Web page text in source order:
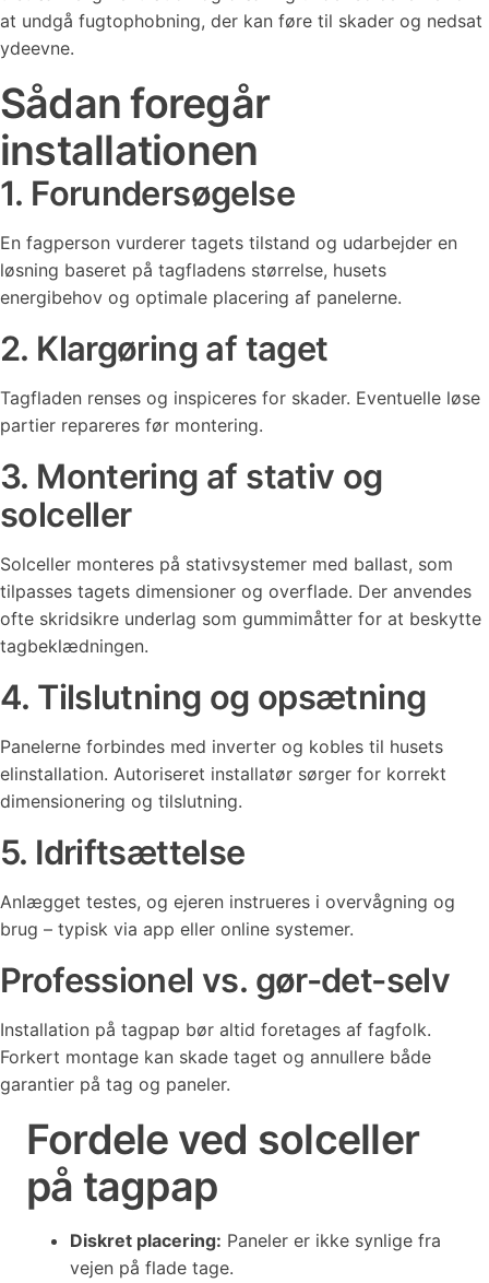
at undgå fugtophobning, der kan føre til skader og nedsat
ydeevne.
Sådan foregår
installationen
1. Forundersøgelse
En fagperson vurderer tagets tilstand og udarbejder en
løsning baseret på tagfladens størrelse, husets
energibehov og optimale placering af panelerne.
2. Klargøring af taget
Tagfladen renses og inspiceres for skader. Eventuelle løse
partier repareres før montering.
3. Montering af stativ og
solceller
Solceller monteres på stativsystemer med ballast, som
tilpasses tagets dimensioner og overflade. Der anvendes
ofte skridsikre underlag som gummimåtter for at beskytte
tagbeklædningen.
4. Tilslutning og opsætning
Panelerne forbindes med inverter og kobles til husets
elinstallation. Autoriseret installatør sørger for korrekt
dimensionering og tilslutning.
5. Idriftsættelse
Anlægget testes, og ejeren instrueres i overvågning og
brug – typisk via app eller online systemer.
Professionel vs. gør-det-selv
Installation på tagpap bør altid foretages af fagfolk.
Forkert montage kan skade taget og annullere både
garantier på tag og paneler.
Fordele ved solceller
på tagpap
Diskret placering: Paneler er ikke synlige fra
vejen på flade tage.